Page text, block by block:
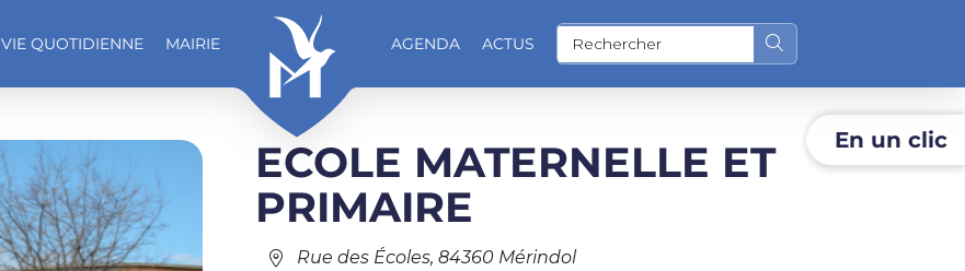
VIE QUOTIDIENNE MAIRIE AGENDA ACTUS
Rechercher sur le site
En un clic
ECOLE MATERNELLE ET
PRIMAIRE
Rue des Écoles, 84360 Mérindol